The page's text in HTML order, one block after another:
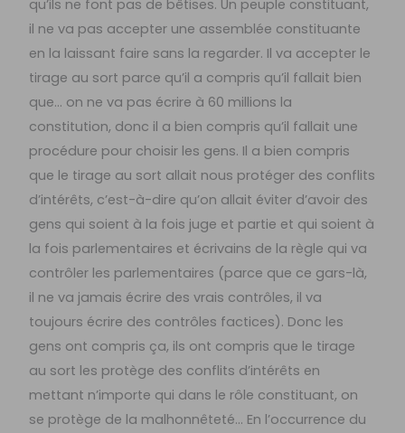
qu’ils ne font pas de bêtises. Un peuple constituant,
il ne va pas accepter une assemblée constituante
en la laissant faire sans la regarder. Il va accepter le
tirage au sort parce qu’il a compris qu’il fallait bien
que… on ne va pas écrire à 60 millions la
constitution, donc il a bien compris qu’il fallait une
procédure pour choisir les gens. Il a bien compris
que le tirage au sort allait nous protéger des conflits
d’intérêts, c’est-à-dire qu’on allait éviter d’avoir des
gens qui soient à la fois juge et partie et qui soient à
la fois parlementaires et écrivains de la règle qui va
contrôler les parlementaires (parce que ce gars-là,
il ne va jamais écrire des vrais contrôles, il va
toujours écrire des contrôles factices). Donc les
gens ont compris ça, ils ont compris que le tirage
au sort les protège des conflits d’intérêts en
mettant n’importe qui dans le rôle constituant, on
se protège de la malhonnêteté… En l’occurrence du